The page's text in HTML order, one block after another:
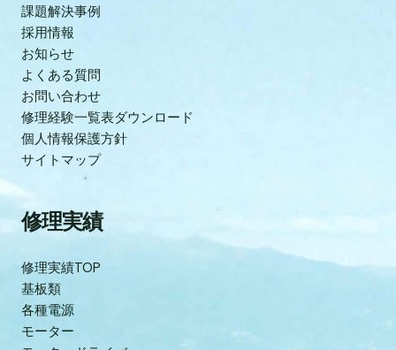
課題解決事例
採用情報
お知らせ
よくある質問
お問い合わせ
修理経験一覧表ダウンロード
個人情報保護方針
サイトマップ
修理実績
修理実績TOP
基板類
各種電源
モーター